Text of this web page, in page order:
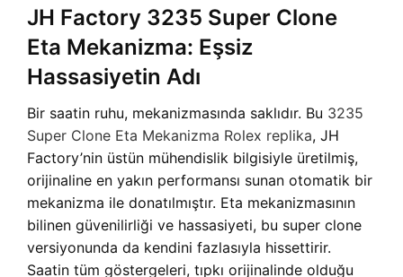
JH Factory 3235 Super Clone
Eta Mekanizma: Eşsiz
Hassasiyetin Adı
Bir saatin ruhu, mekanizmasında saklıdır. Bu 3235
Super Clone Eta Mekanizma Rolex replika, JH
Factory’nin üstün mühendislik bilgisiyle üretilmiş,
orijinaline en yakın performansı sunan otomatik bir
mekanizma ile donatılmıştır. Eta mekanizmasının
bilinen güvenilirliği ve hassasiyeti, bu super clone
versiyonunda da kendini fazlasıyla hissettirir.
Saatin tüm göstergeleri, tıpkı orijinalinde olduğu